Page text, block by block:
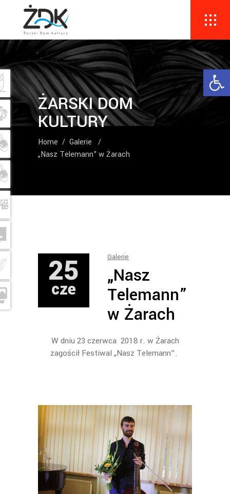
ŻARSKI DOM
KULTURY
Home / Galerie
/
„Nasz Telemann” w Żarach
25
cze
Galerie
„Nasz
Telemann”
w Żarach
W dniu 23 czerwca 2018 r. w Żarach
zagościł Festiwal „Nasz Telemann”.